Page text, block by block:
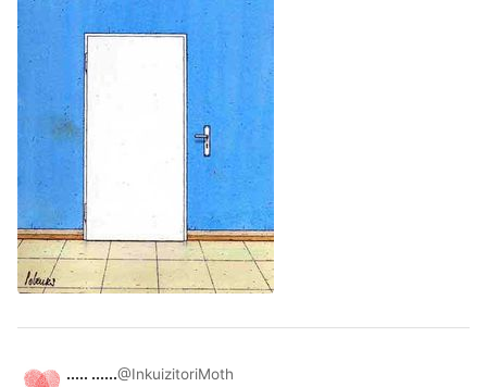
..... ......@InkuizitoriMoth